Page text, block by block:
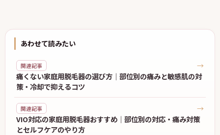
あわせて読みたい
関連記事
痛くない家庭用脱毛器の選び方｜部位別の痛みと敏感肌の対
策・冷却で抑えるコツ
→
関連記事
VIO対応の家庭用脱毛器おすすめ｜部位別の対応・痛み対策
とセルフケアのやり方
→